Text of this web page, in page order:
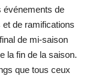
événements de
et de ramifications
de mi-saison
la fin de la saison.
que tous ceux